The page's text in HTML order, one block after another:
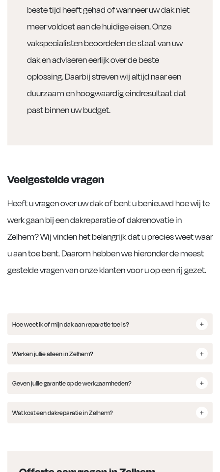
beste tijd heeft gehad of wanneer uw dak niet
meer voldoet aan de huidige eisen. Onze
vakspecialisten beoordelen de staat van uw
dak en adviseren eerlijk over de beste
oplossing. Daarbij streven wij altijd naar een
duurzaam en hoogwaardig eindresultaat dat
past binnen uw budget.
Veelgestelde vragen
Heeft u vragen over uw dak of bent u benieuwd hoe wij te
werk gaan bij een dakreparatie of dakrenovatie in
Zelhem? Wij vinden het belangrijk dat u precies weet waar
u aan toe bent. Daarom hebben we hieronder de meest
gestelde vragen van onze klanten voor u op een rij gezet.
Hoe weet ik of mijn dak aan reparatie toe is?
Werken jullie alleen in Zelhem?
Geven jullie garantie op de werkzaamheden?
Wat kost een dakreparatie in Zelhem?